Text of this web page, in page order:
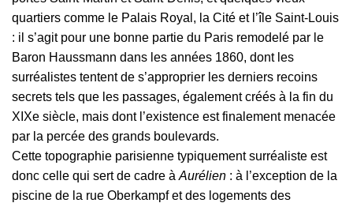
quartiers comme le Palais Royal, la Cité et l’île Saint-Louis
: il s’agit pour une bonne partie du Paris remodelé par le
Baron Haussmann dans les années 1860, dont les
surréalistes tentent de s’approprier les derniers recoins
secrets tels que les passages, également créés à la fin du
XIXe siècle, mais dont l’existence est finalement menacée
par la percée des grands boulevards.
Cette topographie parisienne typiquement surréaliste est
donc celle qui sert de cadre à Aurélien : à l’exception de la
piscine de la rue Oberkampf et des logements des